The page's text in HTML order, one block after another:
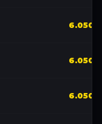
6.050
6.050
6.050